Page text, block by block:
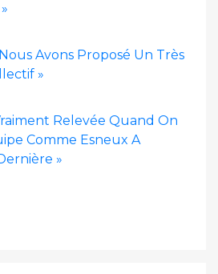
Avons Proposé Un Très
»
Relevée Quand On
Comme Esneux A
»